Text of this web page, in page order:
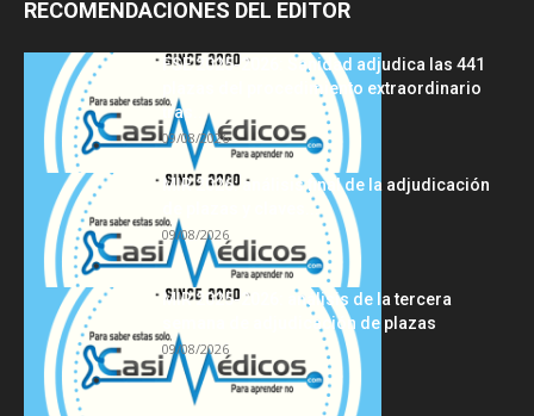
RECOMENDACIONES DEL EDITOR
FSE 2025-2026: Sanidad adjudica las 441
plazas del procedimiento extraordinario
tras...
09/08/2026
MIR 2026: análisis final de la adjudicación
de plazas y claves...
09/08/2026
MIR 2025-2026: análisis de la tercera
semana de adjudicación de plazas
09/08/2026